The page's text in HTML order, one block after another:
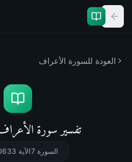
العودة للسورة الأعراف
تفسير سورة الأعراف -
السورة 7 الآية 33